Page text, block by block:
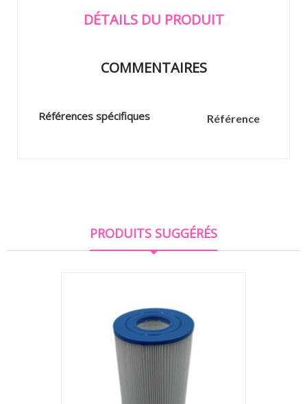
DÉTAILS DU PRODUIT
COMMENTAIRES
Référence
Références spécifiques
PRODUITS SUGGÉRÉS